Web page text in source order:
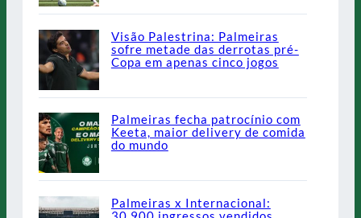
Visão Palestrina: Palmeiras
sofre metade das derrotas pré-
Copa em apenas cinco jogos
Palmeiras fecha patrocínio com
Keeta, maior delivery de comida
do mundo
Palmeiras x Internacional: